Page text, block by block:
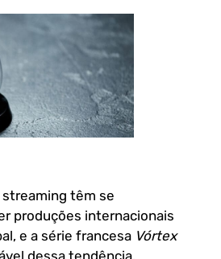
têm se
produções internacionais
e a série francesa Vórtex